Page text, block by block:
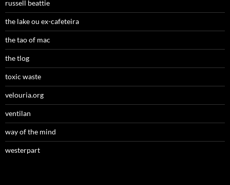
russell beattie
the lake ou ex-cafeteira
the tao of mac
the tlog
toxic waste
velouria.org
ventilan
way of the mind
westerpart